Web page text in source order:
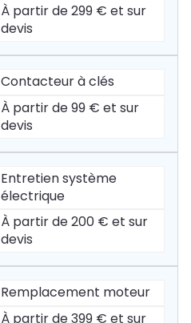
À partir de 299 € et sur
devis
Contacteur à clés
À partir de 99 € et sur
devis
Entretien système
électrique
À partir de 200 € et sur
devis
Remplacement moteur
À partir de 399 € et sur